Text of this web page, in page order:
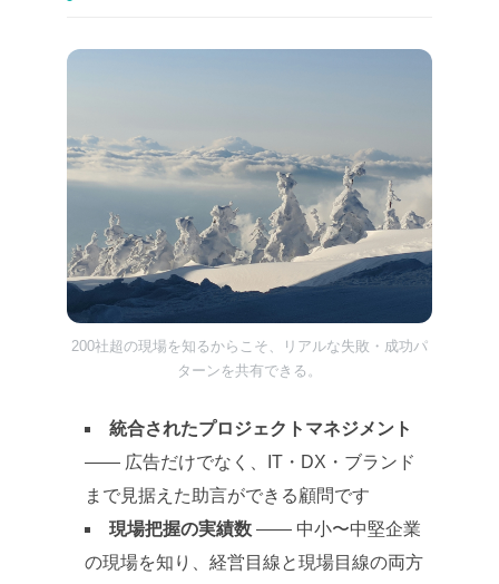
200社超の現場を知るからこそ、リアルな失敗・成功パ
ターンを共有できる。
統合されたプロジェクトマネジメント
—— 広告だけでなく、IT・DX・ブランド
まで見据えた助言ができる顧問です
現場把握の実績数 —— 中小〜中堅企業
の現場を知り、経営目線と現場目線の両方